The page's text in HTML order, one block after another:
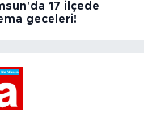
17 ilçede
geceleri!